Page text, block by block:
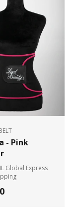
- Pink
Global Express